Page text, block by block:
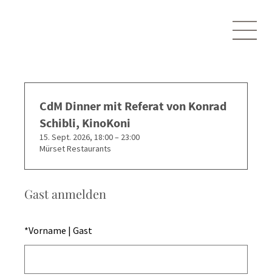
Gast anmelden
*Vorname | Gast
CdM Dinner mit Referat von Konrad
Schibli, KinoKoni
15. Sept. 2026, 18:00 – 23:00
Mürset Restaurants